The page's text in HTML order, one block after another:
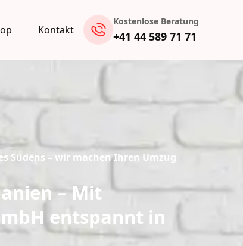
Kontakt
Kostenlose Beratung
+41 44 589 71 71
Südens – wir machen Ihren Umzug
– Mit
entspannt in